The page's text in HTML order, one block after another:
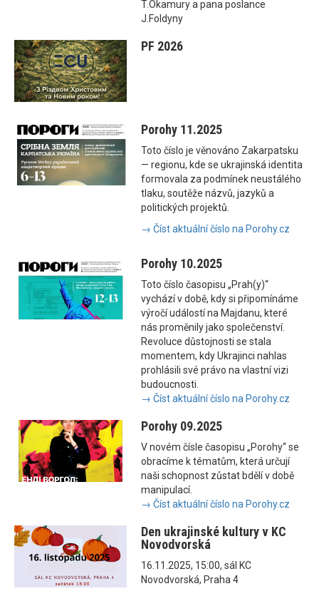
T.Okamury a pana poslance
J.Foldyny
PF 2026
Porohy 11.2025
Toto číslo je věnováno Zakarpatsku
— regionu, kde se ukrajinská identita
formovala za podmínek neustálého
tlaku, soutěže názvů, jazyků a
politických projektů.
→ Číst aktuální číslo na Porohy.cz
Porohy 10.2025
Toto číslo časopisu „Prah(y)“
vychází v době, kdy si připomínáme
výročí událostí na Majdanu, které
nás proměnily jako společenství.
Revoluce důstojnosti se stala
momentem, kdy Ukrajinci nahlas
prohlásili své právo na vlastní vizi
budoucnosti.
→ Číst aktuální číslo na Porohy.cz
Porohy 09.2025
V novém čísle časopisu „Porohy“ se
obracíme k tématům, která určují
naši schopnost zůstat bdělí v době
manipulací.
→ Číst aktuální číslo na Porohy.cz
Den ukrajinské kultury v KC
Novodvorská
16.11.2025, 15:00, sál KC
Novodvorská, Praha 4